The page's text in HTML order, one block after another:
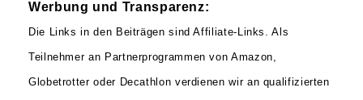
Werbung und Transparenz:
Die Links in den Beiträgen sind Affiliate-Links. Als
Teilnehmer an Partnerprogrammen von Amazon,
Globetrotter oder Decathlon verdienen wir an qualifizierten